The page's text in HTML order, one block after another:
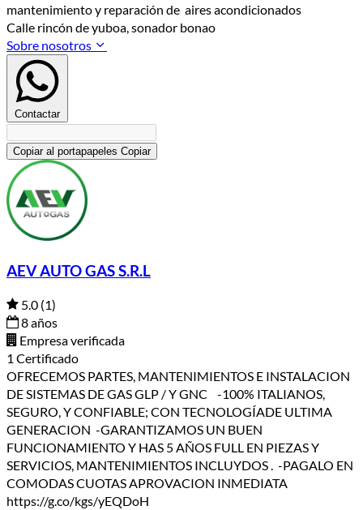
mantenimiento y reparación de aires acondicionados
Calle rincón de yuboa, sonador bonao
Sobre nosotros
Contactar
Copiar al portapapeles Copiar
AEV AUTO GAS S.R.L
5.0 (1)
8 años
Empresa verificada
1 Certificado
OFRECEMOS PARTES, MANTENIMIENTOS E INSTALACION
DE SISTEMAS DE GAS GLP / Y GNC -100% ITALIANOS,
SEGURO, Y CONFIABLE; CON TECNOLOGÍADE ULTIMA
GENERACION -GARANTIZAMOS UN BUEN
FUNCIONAMIENTO Y HAS 5 AÑOS FULL EN PIEZAS Y
SERVICIOS, MANTENIMIENTOS INCLUYDOS . -PAGALO EN
COMODAS CUOTAS APROVACION INMEDIATA
https://g.co/kgs/yEQDoH